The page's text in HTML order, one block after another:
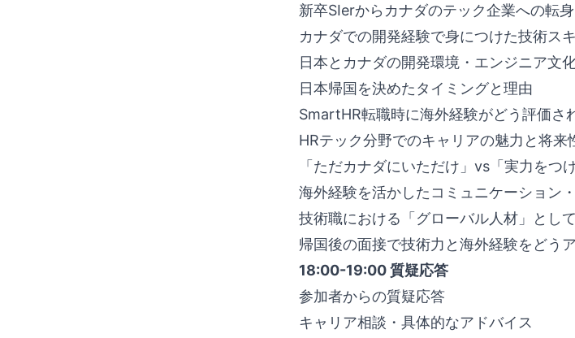
新卒SIerからカナダのテック企業への転
カナダでの開発経験で身につけた技術ス
日本とカナダの開発環境・エンジニア文
日本帰国を決めたタイミングと理由
SmartHR転職時に海外経験がどう評価さ
HRテック分野でのキャリアの魅力と将来
「ただカナダにいただけ」vs「実力をつ
海外経験を活かしたコミュニケーション
技術職における「グローバル人材」とし
帰国後の面接で技術力と海外経験をどう
18:00-19:00 質疑応答
参加者からの質疑応答
キャリア相談・具体的なアドバイス